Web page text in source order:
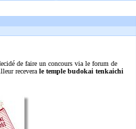
de faire un concours via le forum de
recevera le temple budokai tenkaichi